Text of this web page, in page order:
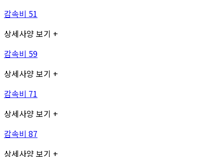
감속비 51
상세사양 보기 +
감속비 59
상세사양 보기 +
감속비 71
상세사양 보기 +
감속비 87
상세사양 보기 +